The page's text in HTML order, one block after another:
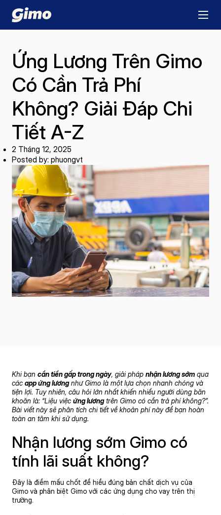
Ứng Lương Trên Gimo
Có Cần Trả Phí
Không? Giải Đáp Chi
Tiết A-Z
2 Tháng 12, 2025
Posted by: phuongvt
Khi bạn cần tiền gấp trong ngày, giải pháp nhận lương sớm qua
các app ứng lươngnhư Gimo là một lựa chọn nhanh chóng và
tiện lợi. Tuy nhiên, câu hỏi lớn nhất khiến nhiều người dùng băn
khoăn là: “Liệu việc ứng lươngtrên Gimo có cần trả phí không?”.
Bài viết này sẽ phân tích chi tiết về khoản phí này để bạn hoàn
toàn an tâm khi sử dụng.
Nhận lương sớm Gimo có
tính lãi suất không?
Đây là điểm mấu chốt để hiểu đúng bản chất dịch vụ của
Gimo và phân biệt Gimo với các ứng dụng cho vay trên thị
trường.